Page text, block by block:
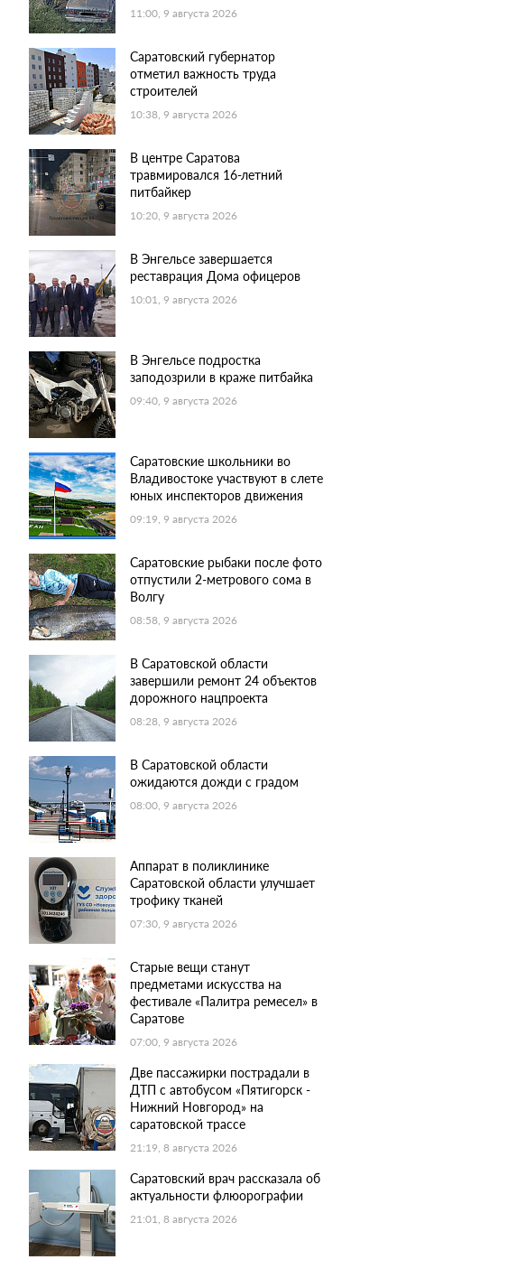
11:00, 9 августа 2026
Саратовский губернатор
отметил важность труда
строителей
10:38, 9 августа 2026
В центре Саратова
травмировался 16-летний
питбайкер
10:20, 9 августа 2026
В Энгельсе завершается
реставрация Дома офицеров
10:01, 9 августа 2026
В Энгельсе подростка
заподозрили в краже питбайка
09:40, 9 августа 2026
Саратовские школьники во
Владивостоке участвуют в слете
юных инспекторов движения
09:19, 9 августа 2026
Саратовские рыбаки после фото
отпустили 2-метрового сома в
Волгу
08:58, 9 августа 2026
В Саратовской области
завершили ремонт 24 объектов
дорожного нацпроекта
08:28, 9 августа 2026
В Саратовской области
ожидаются дожди с градом
08:00, 9 августа 2026
Аппарат в поликлинике
Саратовской области улучшает
трофику тканей
07:30, 9 августа 2026
Старые вещи станут
предметами искусства на
фестивале «Палитра ремесел» в
Саратове
07:00, 9 августа 2026
Две пассажирки пострадали в
ДТП с автобусом «Пятигорск -
Нижний Новгород» на
саратовской трассе
21:19, 8 августа 2026
Саратовский врач рассказала об
актуальности флюорографии
21:01, 8 августа 2026